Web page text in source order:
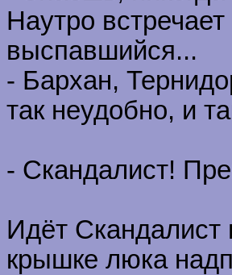
Наутро
выспавшийся...
- Бархан,
так неудобно, и
- Скандалист!
Идёт Скандалист
крышке люка